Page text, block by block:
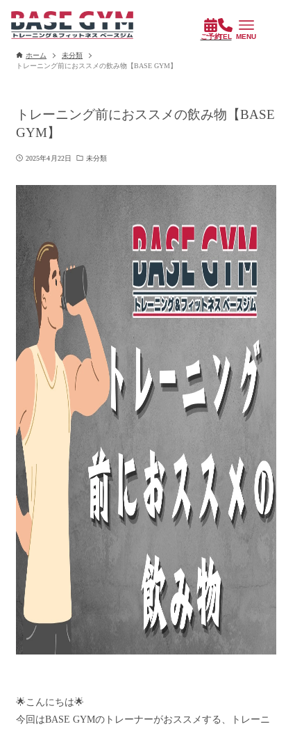
ホーム
未分類
トレーニング前におススメの飲み物【BASE GYM】
トレーニング前におススメの飲み物【BASE
GYM】
2025年4月22日 未分類
🌟こんにちは🌟
今回はBASE GYMのトレーナーがおススメする、トレーニ